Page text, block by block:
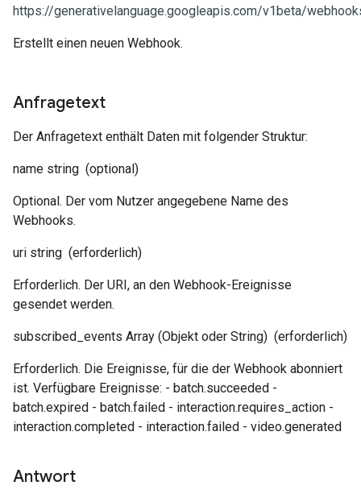
https://generativelanguage.googleapis.com/v1beta/
Erstellt einen neuen Webhook.
Anfragetext
Der Anfragetext enthält Daten mit folgender Struktur:
name string (optional)
Optional. Der vom Nutzer angegebene Name des
Webhooks.
uri string (erforderlich)
Erforderlich. Der URI, an den Webhook-Ereignisse
gesendet werden.
subscribed_events Array (Objekt oder String) (erforderlich)
Erforderlich. Die Ereignisse, für die der Webhook abonniert
ist. Verfügbare Ereignisse: - batch.succeeded -
batch.expired - batch.failed - interaction.requires_action -
interaction.completed - interaction.failed - video.generated
Antwort